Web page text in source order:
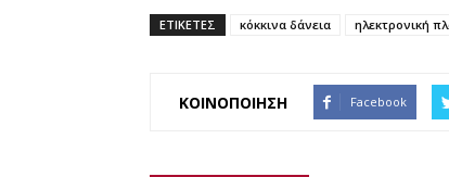
ΕΤΙΚΕΤΕΣ κόκκινα δάνεια ηλεκτρονική
ΚΟΙΝΟΠΟΙΗΣΗ Facebook